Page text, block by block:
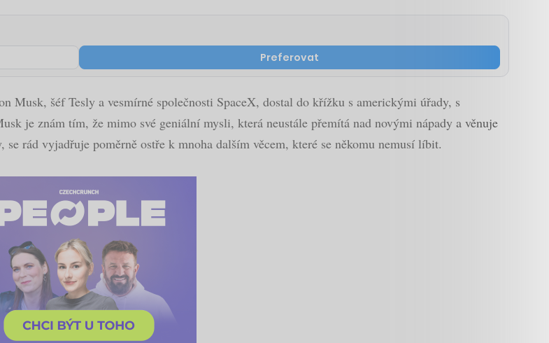
Preferovat
šéf Tesly a vesmírné společnosti SpaceX, dostal do křížku s americkými úřady, s
je znám tím, že mimo své geniální mysli, která neustále přemítá nad novými nápady a věnuje
rád vyjadřuje poměrně ostře k mnoha dalším věcem, které se někomu nemusí líbit.